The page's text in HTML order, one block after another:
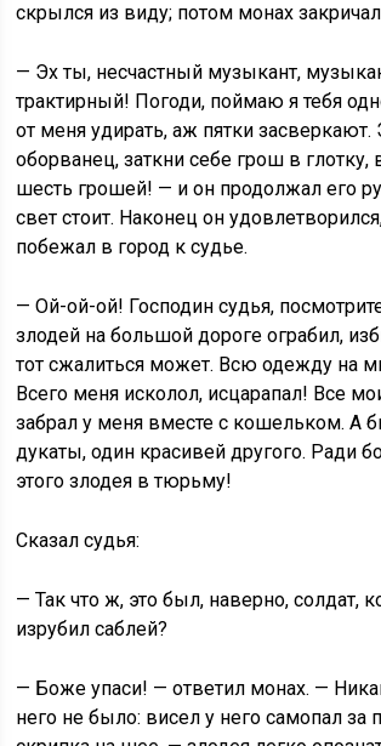
скрылся из виду; потом монах
— Эх ты, несчастный музыкант,
трактирный! Погоди, поймаю я тебя
от меня удирать, аж пятки засверкают.
оборванец, заткни себе грош в глотку,
шесть грошей! — и он продолжал его
свет стоит. Наконец он
побежал в город к судье.
— Ой-ой-ой! Господин судья,
злодей на большой дороге ограбил,
тот сжалиться может. Всю одежду на
Всего меня исколол, исцарапал! Все
забрал у меня вместе с кошельком. А
дукаты, один красивей другого. Ради
этого злодея в тюрьму!
Сказал судья:
— Так что ж, это был, наверно, солдат,
изрубил саблей?
— Боже упаси! — ответил монах. —
него не было: висел у него самопал за